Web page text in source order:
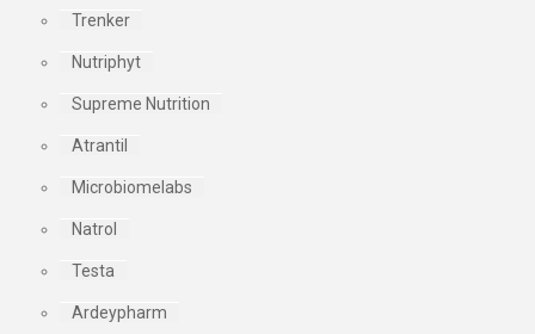
Trenker
Nutriphyt
Supreme Nutrition
Atrantil
Microbiomelabs
Natrol
Testa
Ardeypharm